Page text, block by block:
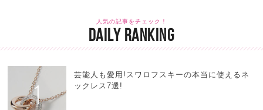
人気の記事をチェック！
DAILY RANKING
1
芸能人も愛用!スワロフスキーの本当に使えるネ
ックレス7選!